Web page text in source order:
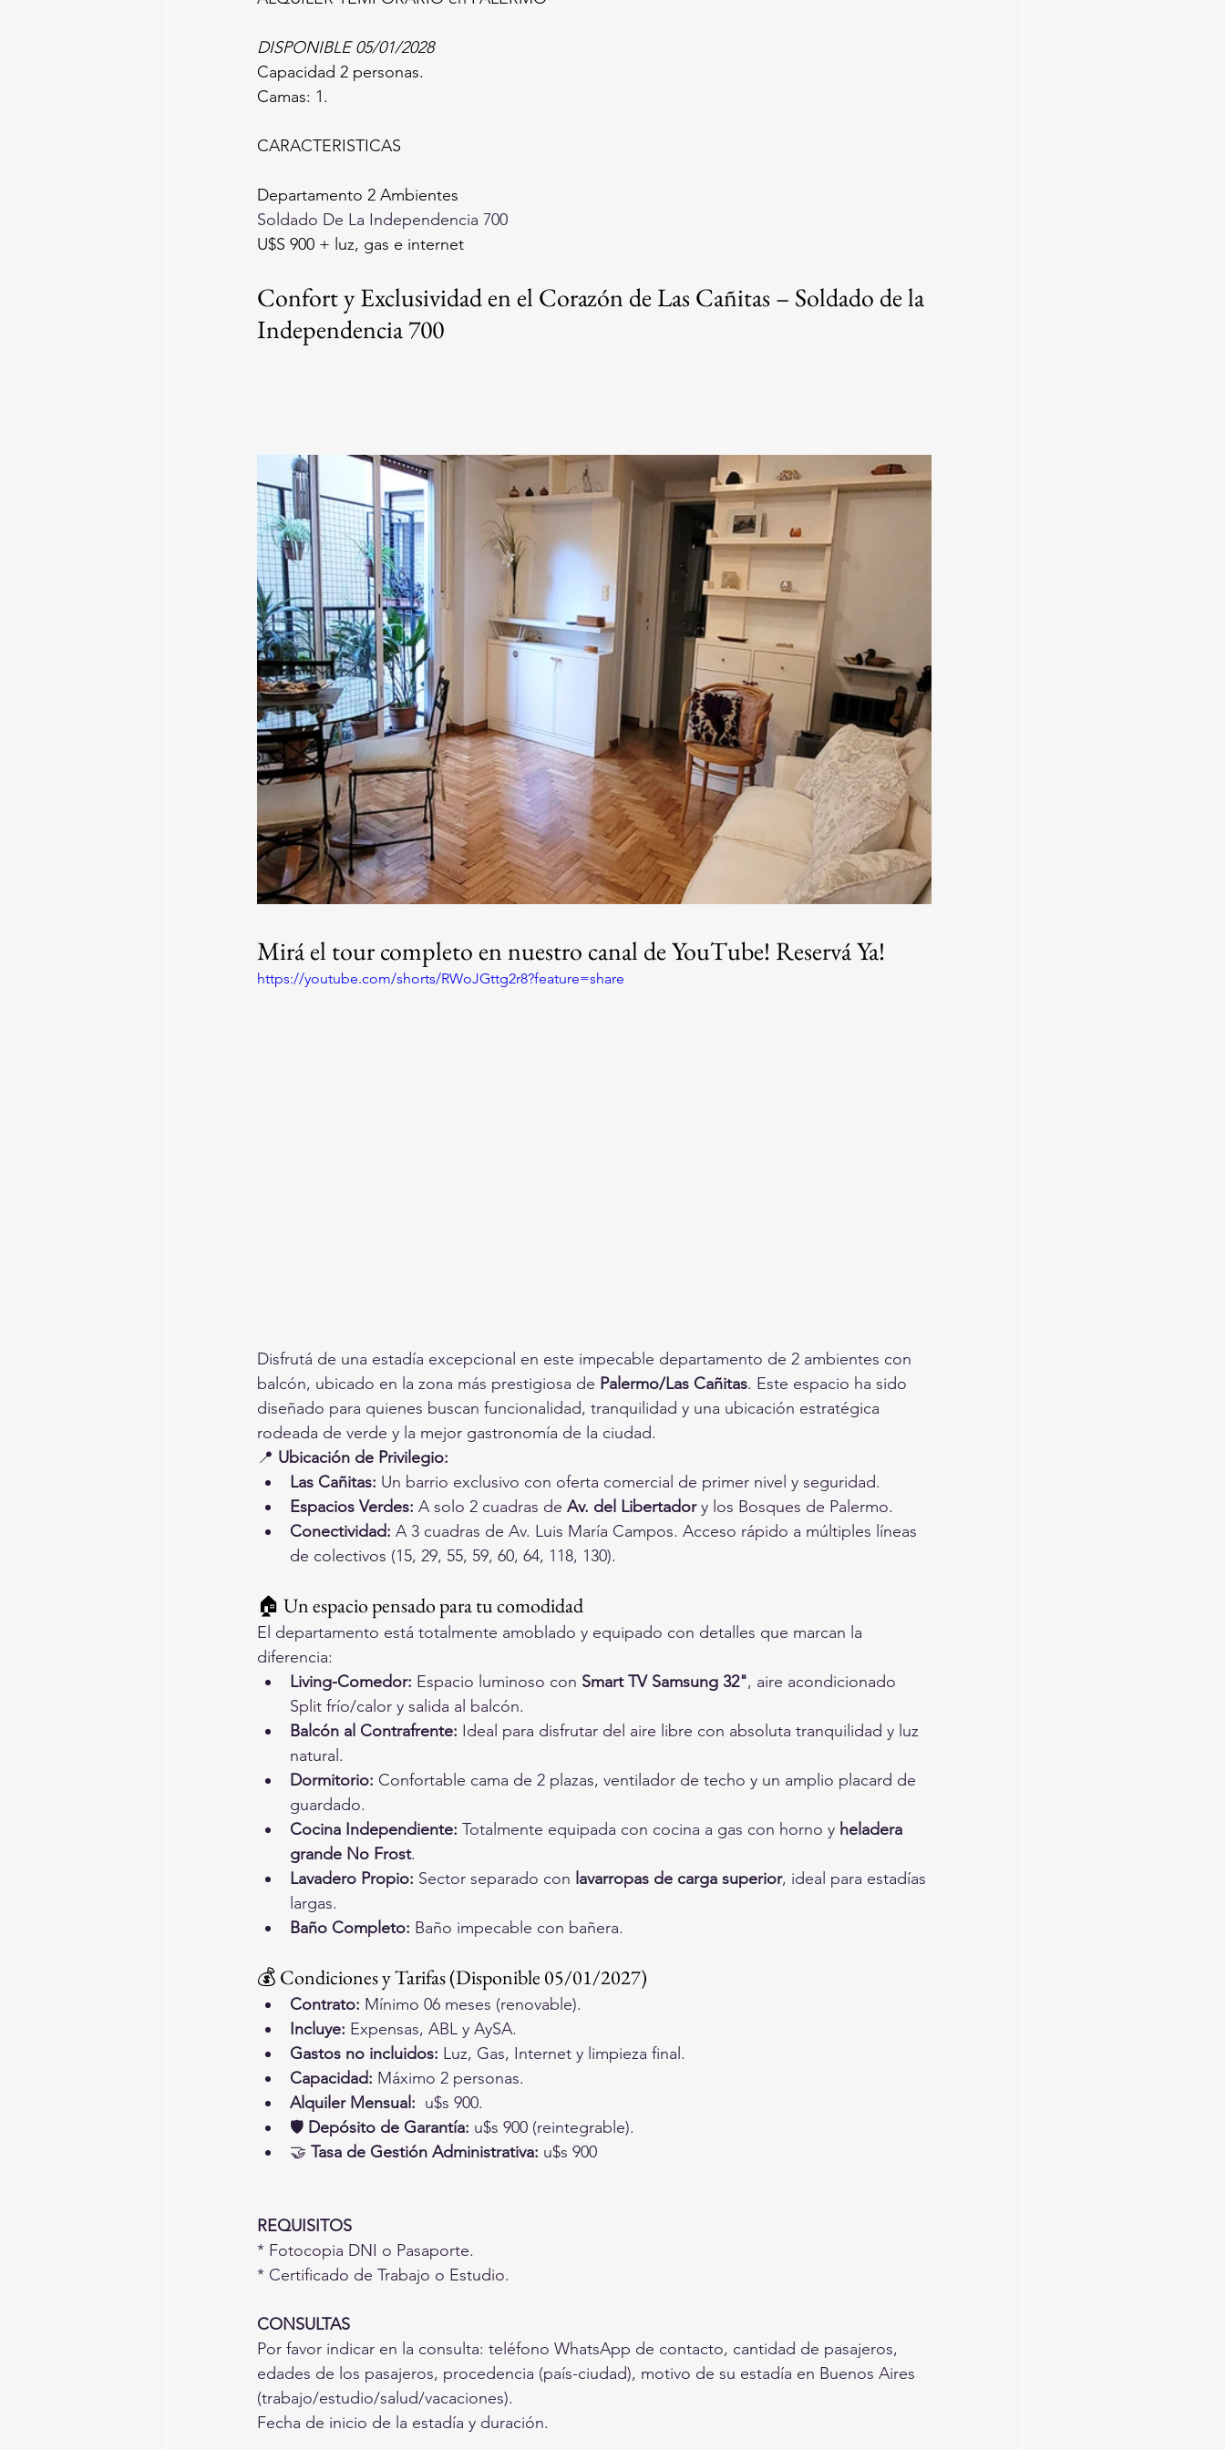
DISPONIBLE 05/01/2028
Capacidad 2 personas.
Camas: 1.
CARACTERISTICAS
Departamento 2 Ambientes
Soldado De La Independencia 700
U$S 900 + luz, gas e internet
Confort y Exclusividad en el Corazón de Las Cañitas – Soldado de la
Independencia 700
Mirá el tour completo en nuestro canal de YouTube! Reservá Ya!
https://youtube.com/shorts/RWoJGttg2r8?feature=share
Disfrutá de una estadía excepcional en este impecable departamento de 2 ambientes con
balcón, ubicado en la zona más prestigiosa de Palermo/Las Cañitas. Este espacio ha sido
diseñado para quienes buscan funcionalidad, tranquilidad y una ubicación estratégica
rodeada de verde y la mejor gastronomía de la ciudad.
📍 Ubicación de Privilegio:
Las Cañitas: Un barrio exclusivo con oferta comercial de primer nivel y seguridad.
Espacios Verdes: A solo 2 cuadras de Av. del Libertador y los Bosques de Palermo.
Conectividad: A 3 cuadras de Av. Luis María Campos. Acceso rápido a múltiples líneas
de colectivos (15, 29, 55, 59, 60, 64, 118, 130).
🏠 Un espacio pensado para tu comodidad
El departamento está totalmente amoblado y equipado con detalles que marcan la
diferencia:
Living-Comedor: Espacio luminoso con Smart TV Samsung 32", aire acondicionado
Split frío/calor y salida al balcón.
Balcón al Contrafrente: Ideal para disfrutar del aire libre con absoluta tranquilidad y luz
natural.
Dormitorio: Confortable cama de 2 plazas, ventilador de techo y un amplio placard de
guardado.
Cocina Independiente: Totalmente equipada con cocina a gas con horno y heladera
grande No Frost.
Lavadero Propio: Sector separado con lavarropas de carga superior, ideal para estadías
largas.
Baño Completo: Baño impecable con bañera.
💰 Condiciones y Tarifas (Disponible 05/01/2027)
Contrato: Mínimo 06 meses (renovable).
Incluye: Expensas, ABL y AySA.
Gastos no incluidos: Luz, Gas, Internet y limpieza final.
Capacidad: Máximo 2 personas.
Alquiler Mensual: u$s 900.
🛡️ Depósito de Garantía: u$s 900 (reintegrable).
🤝 Tasa de Gestión Administrativa: u$s 900
REQUISITOS
* Fotocopia DNI o Pasaporte.
* Certificado de Trabajo o Estudio.
CONSULTAS
Por favor indicar en la consulta: teléfono WhatsApp de contacto, cantidad de pasajeros,
edades de los pasajeros, procedencia (país-ciudad), motivo de su estadía en Buenos Aires
(trabajo/estudio/salud/vacaciones).
Fecha de inicio de la estadía y duración.